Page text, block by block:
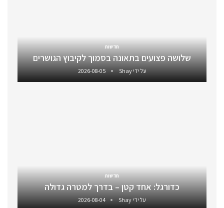
חדשות
שלושה פצועים בתאונה בסמוך לקיבוץ הגושרים
על ידיShay
2026-08-05
חדשות
כדורגל: אחד קטן – בדרך למטרה גדולה
על ידיShay
2026-08-04